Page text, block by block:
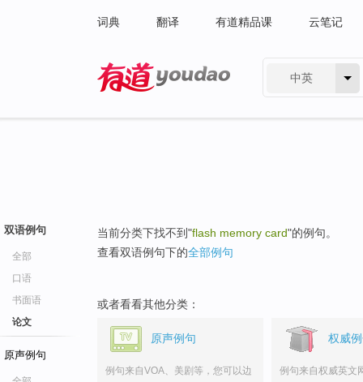
词典 翻译 有道精品课 云笔记
中英
双语例句
全部
口语
书面语
论文
原声例句
当前分类下找不到"flash memory card"的例句。
查看双语例句下的全部例句
或者看看其他分类：
原声例句
例句来自VOA、美剧等，您可以边
权威
例句来自权威英文